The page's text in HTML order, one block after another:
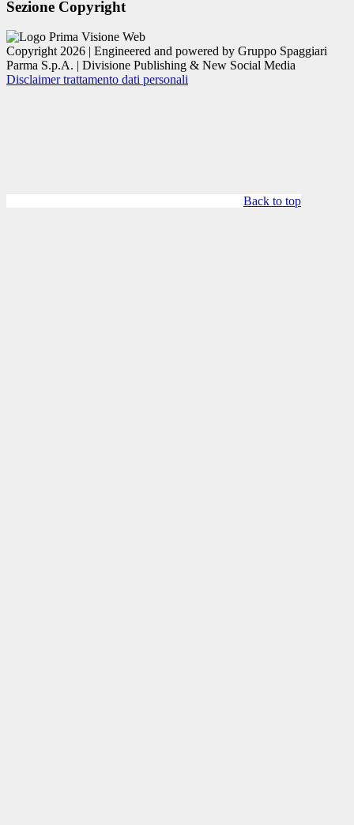
Sezione Copyright
Copyright 2026 | Engineered and powered by Gruppo Spaggiari
Parma S.p.A. | Divisione Publishing & New Social Media
Disclaimer trattamento dati personali
Back to top